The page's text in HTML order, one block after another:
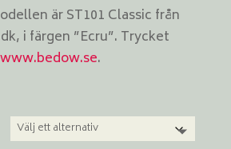
är ST101 Classic från
i färgen ”Ecru”. Trycket
www.bedow.se.